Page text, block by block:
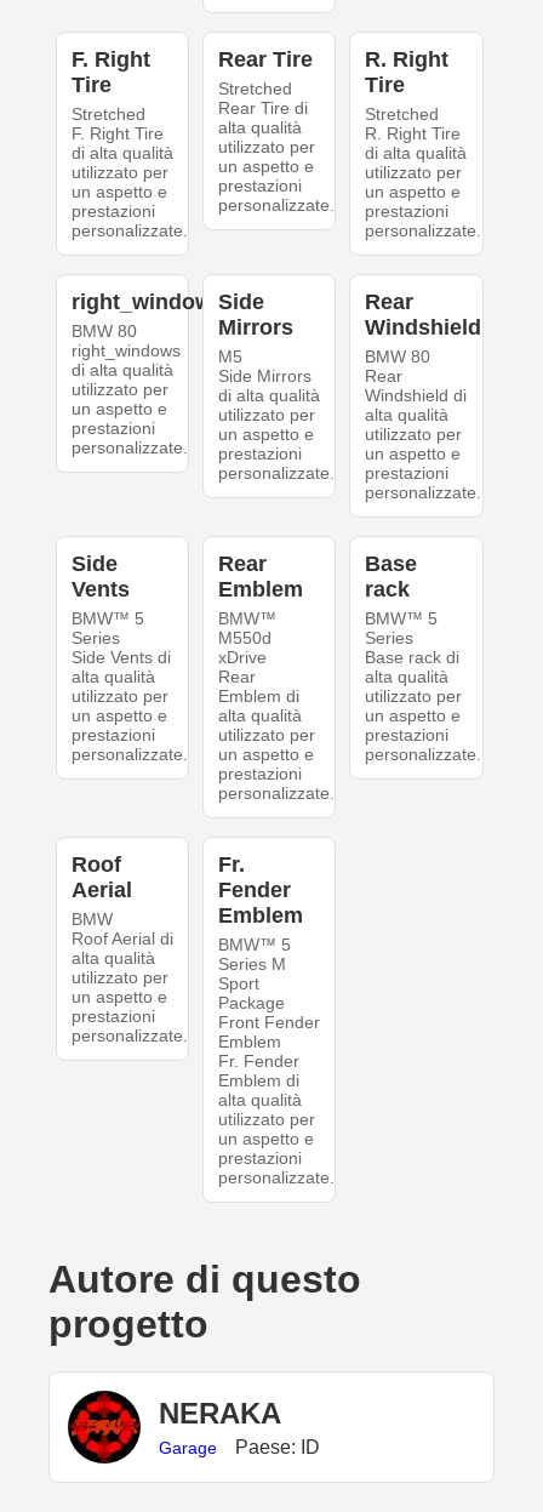
F. Right
Tire
Stretched
F. Right Tire
di alta qualità
utilizzato per
un aspetto e
prestazioni
personalizzate.
Rear Tire
Stretched
Rear Tire di
alta qualità
utilizzato per
un aspetto e
prestazioni
personalizzate.
R. Right
Tire
Stretched
R. Right Tire
di alta qualità
utilizzato per
un aspetto e
prestazioni
personalizzate.
right_windows
BMW 80
right_windows
di alta qualità
utilizzato per
un aspetto e
prestazioni
personalizzate.
Side
Mirrors
M5
Side Mirrors
di alta qualità
utilizzato per
un aspetto e
prestazioni
personalizzate.
Rear
Windshield
BMW 80
Rear
Windshield di
alta qualità
utilizzato per
un aspetto e
prestazioni
personalizzate.
Side
Vents
BMW™ 5
Series
Side Vents di
alta qualità
utilizzato per
un aspetto e
prestazioni
personalizzate.
Rear
Emblem
BMW™
M550d
xDrive
Rear
Emblem di
alta qualità
utilizzato per
un aspetto e
prestazioni
personalizzate.
Base
rack
BMW™ 5
Series
Base rack di
alta qualità
utilizzato per
un aspetto e
prestazioni
personalizzate.
Roof
Aerial
BMW
Roof Aerial di
alta qualità
utilizzato per
un aspetto e
prestazioni
personalizzate.
Fr.
Fender
Emblem
BMW™ 5
Series M
Sport
Package
Front Fender
Emblem
Fr. Fender
Emblem di
alta qualità
utilizzato per
un aspetto e
prestazioni
personalizzate.
Autore di questo
progetto
NERAKA
Garage Paese: ID